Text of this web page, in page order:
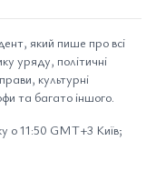
який пише про всі
уряду, політичні
культурні
та багато іншого.
о 11:50 GMT+3 Київ;